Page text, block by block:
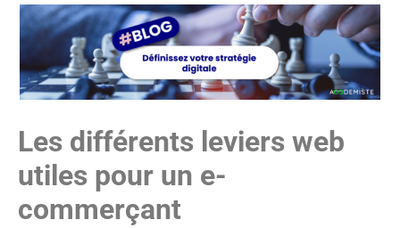
Les différents leviers web
utiles pour un e-
commerçant